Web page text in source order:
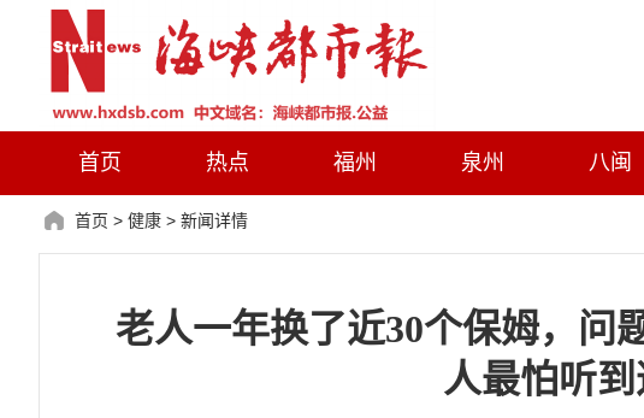
首页 热点 福州 泉州 八闽
首页 > 健康 > 新闻详情
老人一年换了近30个保姆，
人最怕听